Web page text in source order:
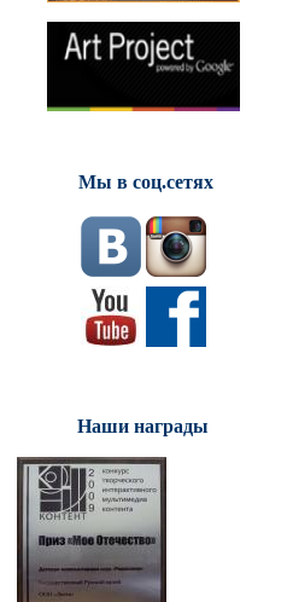
Мы в соц.сетях
Наши награды